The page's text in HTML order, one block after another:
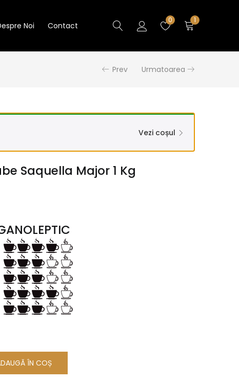
Noi Contact
0 1
Prev Urmatoarea
Vezi coșul
Saquella Major 1 Kg
ÎN COȘ